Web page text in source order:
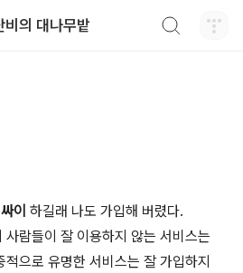
비의 대나무밭
싸이 하길래 나도 가입해 버렸다.
람들이 잘 이용하지 않는 서비스는
으로 유명한 서비스는 잘 가입하지